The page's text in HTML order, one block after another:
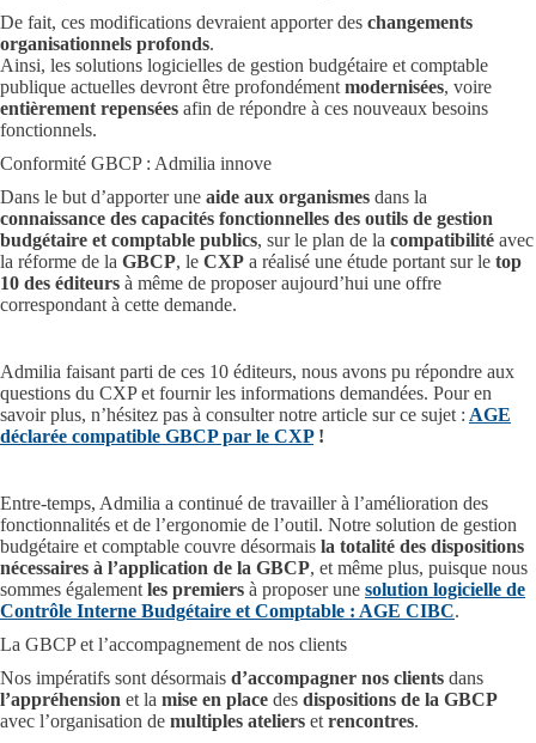
De fait, ces modifications devraient apporter des changements
organisationnels profonds.
Ainsi, les solutions logicielles de gestion budgétaire et comptable
publique actuelles devront être profondément modernisées, voire
entièrement repensées afin de répondre à ces nouveaux besoins
fonctionnels.
Conformité GBCP : Admilia innove
Dans le but d’apporter une aide aux organismes dans la
connaissance des capacités fonctionnelles des outils de gestion
budgétaire et comptable publics, sur le plan de la compatibilité avec
la réforme de la GBCP, le CXP a réalisé une étude portant sur le top
10 des éditeurs à même de proposer aujourd’hui une offre
correspondant à cette demande.
Admilia faisant parti de ces 10 éditeurs, nous avons pu répondre aux
questions du CXP et fournir les informations demandées. Pour en
savoir plus, n’hésitez pas à consulter notre article sur ce sujet : AGE
déclarée compatible GBCP par le CXP!
Entre-temps, Admilia a continué de travailler à l’amélioration des
fonctionnalités et de l’ergonomie de l’outil. Notre solution de gestion
budgétaire et comptable couvre désormais la totalité des dispositions
nécessaires à l’application de la GBCP, et même plus, puisque nous
sommes également les premiers à proposer une solution logicielle de
Contrôle Interne Budgétaire et Comptable : AGE CIBC.
La GBCP et l’accompagnement de nos clients
Nos impératifs sont désormais d’accompagner nos clients dans
l’appréhension et la mise en place des dispositions de la GBCP
avec l’organisation de multiples ateliers et rencontres.